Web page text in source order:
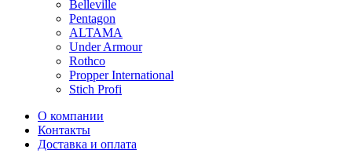
Belleville
Pentagon
ALTAMA
Under Armour
Rothco
Propper International
Stich Profi
О компании
Контакты
Доставка и оплата